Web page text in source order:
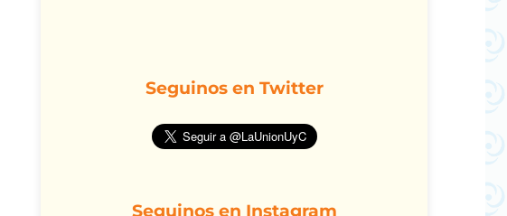
Seguinos en Twitter
Seguinos en Instagram